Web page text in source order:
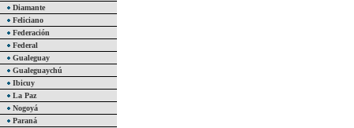
Diamante
Feliciano
Federación
Federal
Gualeguay
Gualeguaychú
Ibicuy
La Paz
Nogoyá
Paraná